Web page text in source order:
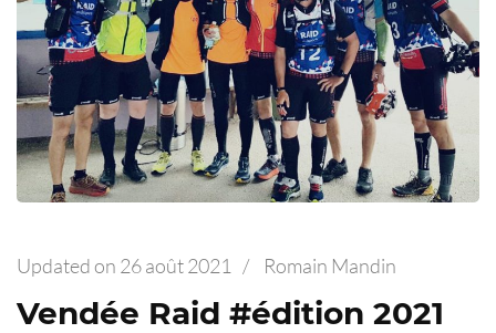
Updated on 26 août 2021 / Romain Mandin
Vendée Raid #édition 2021